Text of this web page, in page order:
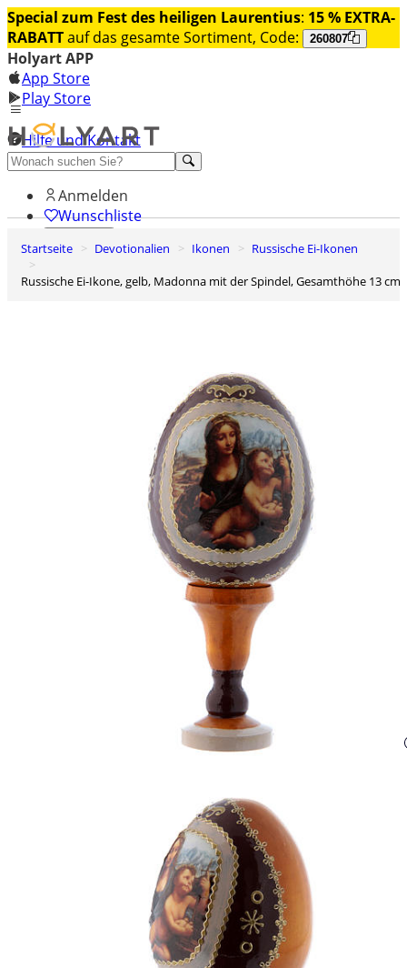
Special zum Fest des heiligen Laurentius: 15 % EXTRA-
RABATTauf das gesamte Sortiment, Code: 260807
Holyart APP
App Store
Play Store
Hilfe und Kontakt
Entdecken Sie Premium
Anmelden
Wunschliste
0
Startseite Devotionalien Ikonen
Russische Ei-Ikonen
Russische Ei-Ikone, gelb, Madonna mit der Spindel, Gesamthöhe 13 cm